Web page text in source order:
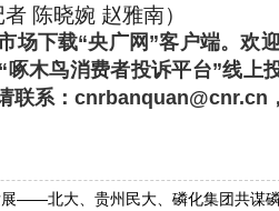
陈晓婉 赵雅南）
场下载“央广网”客户端。欢
啄木鸟消费者投诉平台”线上
联系：cnrbanquan@cnr.cn
展——北大、贵州民大、磷化集团共谋